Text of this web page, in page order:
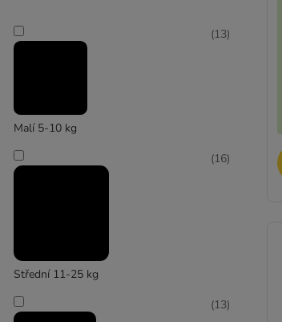
Malí 5-10 kg
(13)
Střední 11-25 kg
(16)
(13)